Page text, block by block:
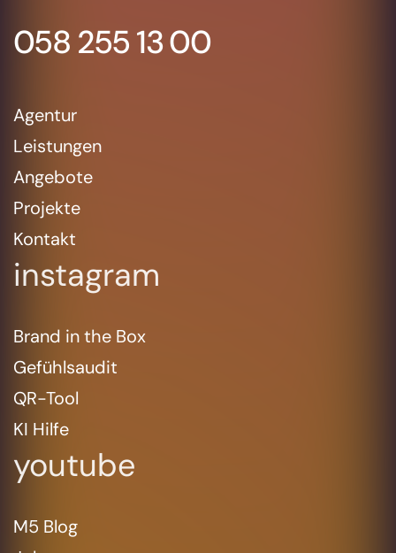
058 255 13 00
Agentur
Leistungen
Angebote
Projekte
Kontakt
instagram
Brand in the Box
Gefühlsaudit
QR-Tool
KI Hilfe
youtube
M5 Blog